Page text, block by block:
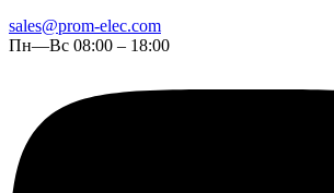
sales@prom-elec.com
Пн—Вс 08:00 – 18:00